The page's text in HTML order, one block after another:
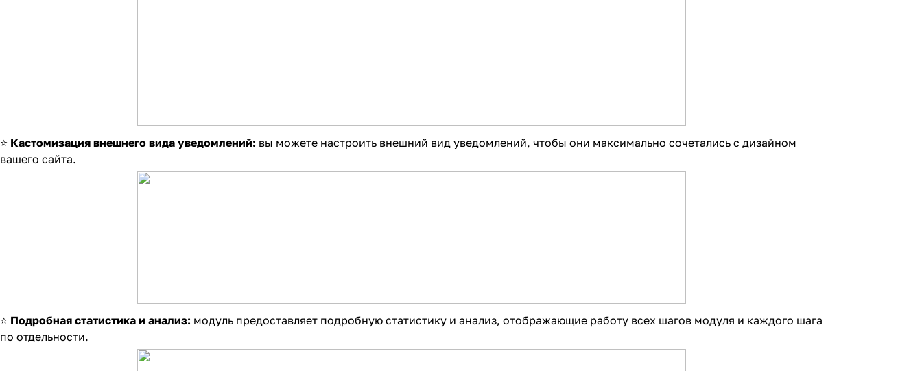
⭐ Кастомизация внешнего вида уведомлений: вы можете настроить внешний вид уведомлений, чтобы они максимально сочетались с дизайном
вашего сайта.
⭐ Подробная статистика и анализ: модуль предоставляет подробную статистику и анализ, отображающие работу всех шагов модуля и каждого шага
по отдельности.